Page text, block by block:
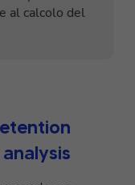
al calcolo del